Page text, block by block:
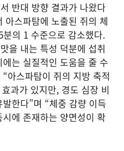
반대 방향 결과가 나왔다
아스파탐에 노출된 쥐의 체
의 1 수준으로 감소했다.
을 내는 특성 덕분에 섭취
는 실질적인 도움을 줄 수
아스파탐이 쥐의 지방 축적
과가 있지만, 경도 심장 비
한다”며 “체중 감량 이득
에 존재하는 양면성이 확